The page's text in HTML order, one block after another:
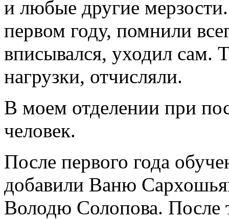
и любые другие
первом году, помнили
вписывался, уходил сам.
нагрузки, отчисляли.
В моем отделении при
человек.
После первого года
добавили Ваню
Володю Солопова. После